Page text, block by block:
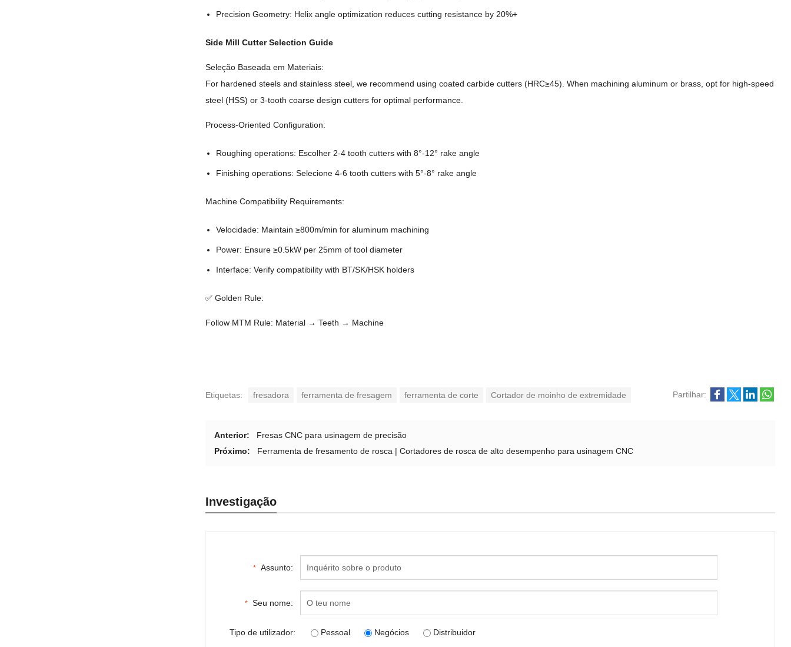
Precision Geometry: Helix angle optimization reduces cutting resistance by 20%+
Side Mill Cutter Selection Guide
Seleção Baseada em Materiais:
For hardened steels and stainless steel,we recommend using coated carbide cutters (HRC≥45).When machining aluminum or brass,opt for high-speed
steel (HSS)or 3-tooth coarse design cutters for optimal performance.
Process-Oriented Configuration:
Roughing operations: Escolher 2-4tooth cutters with 8°-12° rake angle
Finishing operations: Selecione 4-6tooth cutters with 5°-8° rake angle
Machine Compatibility Requirements:
Velocidade: Maintain ≥800m/min for aluminum machining
Power: Ensure ≥0.5kW per 25mm of tool diameter
Interface:Verify compatibility with BT/SK/HSK holders
✅ Golden Rule:
Follow MTM Rule: Material → Teeth → Machine
Etiquetas: fresadora ferramenta de fresagem ferramenta de corte Cortador de moinho de extremidade Partilhar:
Anterior:
Fresas CNC para usinagem de precisão
Próximo:
Ferramenta de fresamento de rosca | Cortadores de rosca de alto desempenho para usinagem CNC
Investigação
* Assunto:
* Seu nome:
Tipo de utilizador: Pessoal Negócios Distribuidor